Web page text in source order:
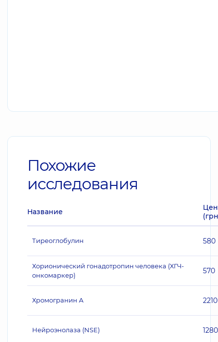
Похожие
исследования
Название
Тиреоглобулин 580
Хорионический гонадотропин человека (ХГЧ-
онкомаркер)
570
Хромогранин А 2210
Нейроэнолаза (NSE) 1280